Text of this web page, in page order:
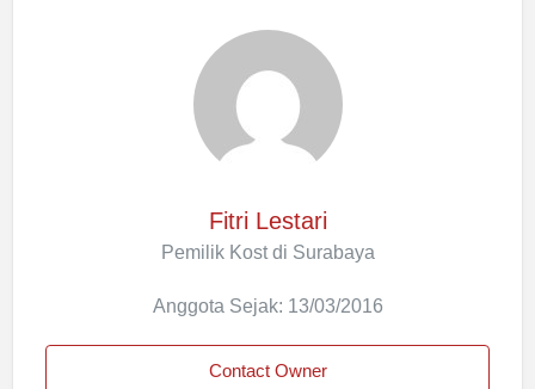
Fitri Lestari
Pemilik Kost di Surabaya
Anggota Sejak: 13/03/2016
Contact Owner